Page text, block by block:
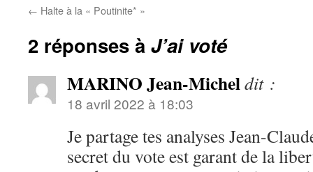
← Halte à la « Poutinite* »
2 réponses à J’ai voté
MARINO Jean-Micheldit :
18 avril 2022 à 18:03
Je partage tes analyses Jean-
secret du vote est garant de la